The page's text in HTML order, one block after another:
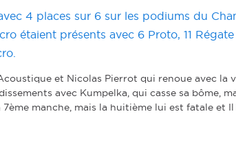
4 places sur 6 sur les podiums du
étaient présents avec 6 Proto, 11
et Nicolas Pierrot qui renoue avec la
avec Kumpelka, qui casse sa bôme,
manche, mais la huitième lui est fatale et